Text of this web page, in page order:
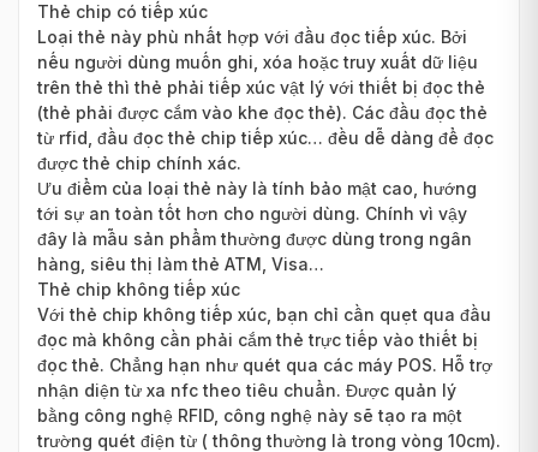
Thẻ chip có tiếp xúc
Loại thẻ này phù nhất hợp với đầu đọc tiếp xúc. Bởi
nếu người dùng muốn ghi, xóa hoặc truy xuất dữ liệu
trên thẻ thì thẻ phải tiếp xúc vật lý với thiết bị đọc thẻ
(thẻ phải được cắm vào khe đọc thẻ). Các đầu đọc thẻ
từ rfid, đầu đọc thẻ chip tiếp xúc… đều dễ dàng để đọc
được thẻ chip chính xác.
Ưu điểm của loại thẻ này là tính bảo mật cao, hướng
tới sự an toàn tốt hơn cho người dùng. Chính vì vậy
đây là mẫu sản phẩm thường được dùng trong ngân
hàng, siêu thị làm thẻ ATM, Visa…
Thẻ chip không tiếp xúc
Với thẻ chip không tiếp xúc, bạn chỉ cần quẹt qua đầu
đọc mà không cần phải cắm thẻ trực tiếp vào thiết bị
đọc thẻ. Chẳng hạn như quét qua các máy POS. Hỗ trợ
nhận diện từ xa nfc theo tiêu chuẩn. Được quản lý
bằng công nghệ RFID, công nghệ này sẽ tạo ra một
trường quét điện từ ( thông thường là trong vòng 10cm).